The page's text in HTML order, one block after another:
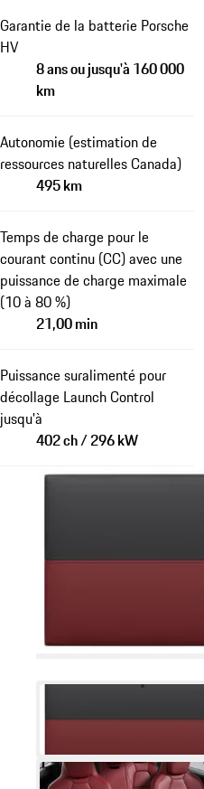
Garantie de la batterie Porsche
HV
8 ans ou jusqu'à 160 000
km
Autonomie (estimation de
ressources naturelles Canada)
495 km
Temps de charge pour le
courant continu (CC) avec une
puissance de charge maximale
(10 à 80 %)
21,00 min
Puissance suralimenté pour
décollage Launch Control
jusqu'à
402 ch / 296 kW